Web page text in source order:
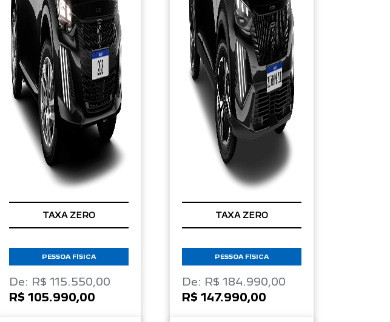
TAXA ZERO
PESSOA FÍSICA
De: R$ 115.550,00
R$ 105.990,00
TAXA ZERO
PESSOA FÍSICA
De: R$ 184.990,00
R$ 147.990,00